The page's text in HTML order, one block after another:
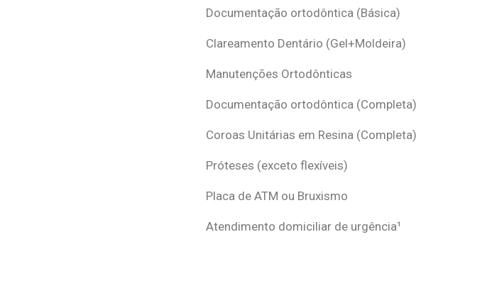
Documentação ortodôntica (Básica)
Clareamento Dentário (Gel+Moldeira)
Manutenções Ortodônticas
Documentação ortodôntica (Completa)
Coroas Unitárias em Resina (Completa)
Próteses (exceto flexíveis)
Placa de ATM ou Bruxismo
Atendimento domiciliar de urgência¹